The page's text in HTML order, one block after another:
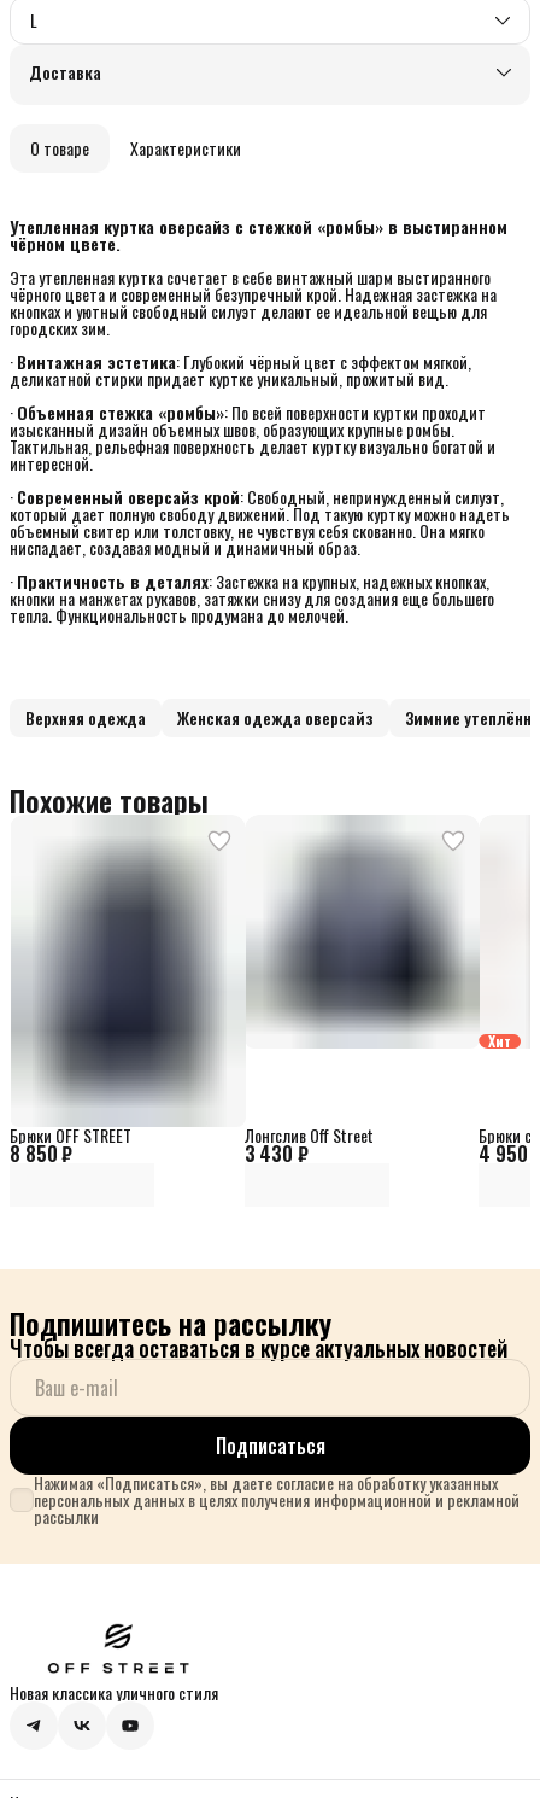
L
Доставка
О товаре Характеристики
Утепленная куртка оверсайз с стежкой «ромбы» в выстиранном
чёрном цвете.
Эта утепленная куртка сочетает в себе винтажный шарм выстиранного
чёрного цвета и современный безупречный крой. Надежная застежка на
кнопках и уютный свободный силуэт делают ее идеальной вещью для
городских зим.
·Винтажная эстетика: Глубокий чёрный цвет с эффектом мягкой,
деликатной стирки придает куртке уникальный, прожитый вид.
·Объемная стежка «ромбы»: По всей поверхности куртки проходит
изысканный дизайн объемных швов, образующих крупные ромбы.
Тактильная, рельефная поверхность делает куртку визуально богатой и
интересной.
·Современный оверсайз крой: Свободный, непринужденный силуэт,
который дает полную свободу движений. Под такую куртку можно надеть
объемный свитер или толстовку, не чувствуя себя скованно. Она мягко
ниспадает, создавая модный и динамичный образ.
·Практичность в деталях: Застежка на крупных, надежных кнопках,
кнопки на манжетах рукавов, затяжки снизу для создания еще большего
тепла. Функциональность продумана до мелочей.
Верхняя одежда Женская одежда оверсайз Зимние
Похожие товары
8 850 ₽
Брюки OFF STREET
3 430 ₽
Лонгслив Off Street
Хит
4 950
Брюки
Подпишитесь на рассылку
Чтобы всегда оставаться в курсе актуальных новостей
Подписаться
Нажимая «Подписаться», вы даете согласие на обработку указанных
персональных данных в целях получения информационной и рекламной
рассылки
Новая классика уличного стиля